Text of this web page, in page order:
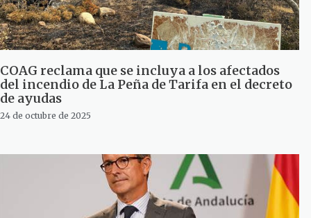
COAG reclama que se incluya a los afectados
del incendio de La Peña de Tarifa en el decreto
de ayudas
24 de octubre de 2025